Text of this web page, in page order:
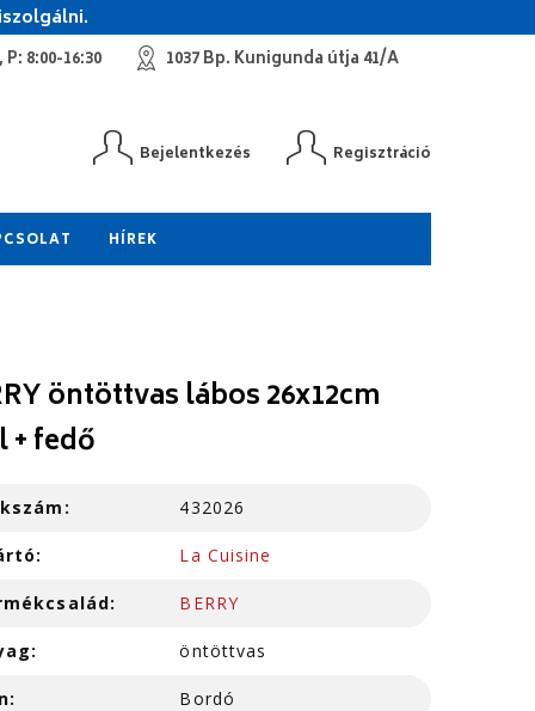
8:00-16:30 1037 Bp. Kunigunda útja 41/A
Bejelentkezés Regisztráció
HÍREK
öntöttvas lábos 26x12cm
+ fedő
432026
La Cuisine
BERRY
öntöttvas
Bordó